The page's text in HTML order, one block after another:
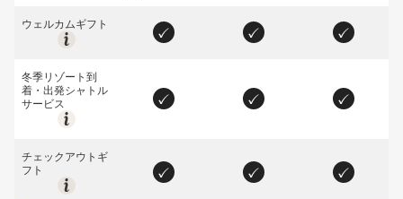
ウェルカムギフト
冬季リゾート到
着・出発シャトル
サービス
チェックアウトギ
フト